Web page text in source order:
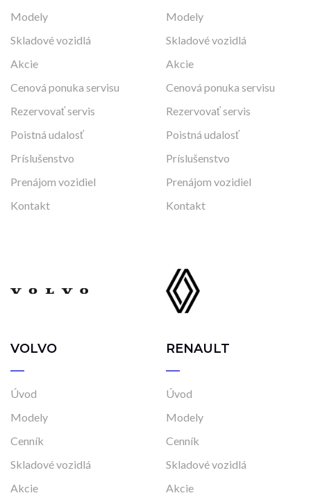
Modely
Skladové vozidlá
Akcie
Cenová ponuka servisu
Rezervovať servis
Poistná udalosť
Príslušenstvo
Prenájom vozidiel
Kontakt
Modely
Skladové vozidlá
Akcie
Cenová ponuka servisu
Rezervovať servis
Poistná udalosť
Príslušenstvo
Prenájom vozidiel
Kontakt
VOLVO
Úvod
Modely
Cenník
Skladové vozidlá
Akcie
RENAULT
Úvod
Modely
Cenník
Skladové vozidlá
Akcie